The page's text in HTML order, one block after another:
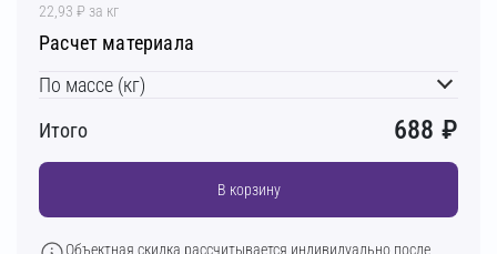
22,93 ₽ за кг
Расчет материала
По массе (кг)
Итого
688 ₽
В корзину
Объектная скидка рассчитывается индивидуально после